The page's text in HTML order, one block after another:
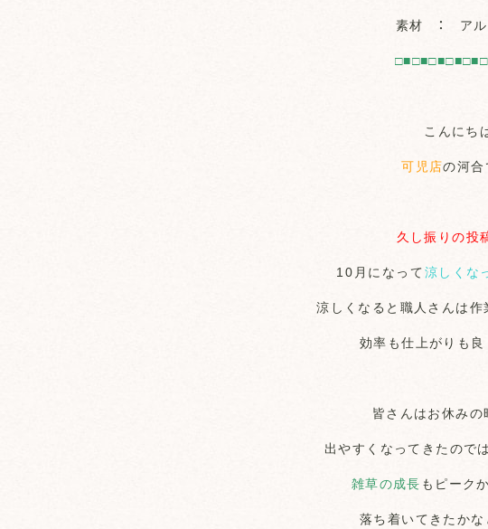
素材 ： アル
こんにち
可児店の河合
久し振りの投
10月になって涼 しくな
涼しくなると職人さんは作
効率も仕上がりも良
皆さんはお休みの
出やすくなってきたので
雑草の成長 もピーク
落ち着いてきたかな